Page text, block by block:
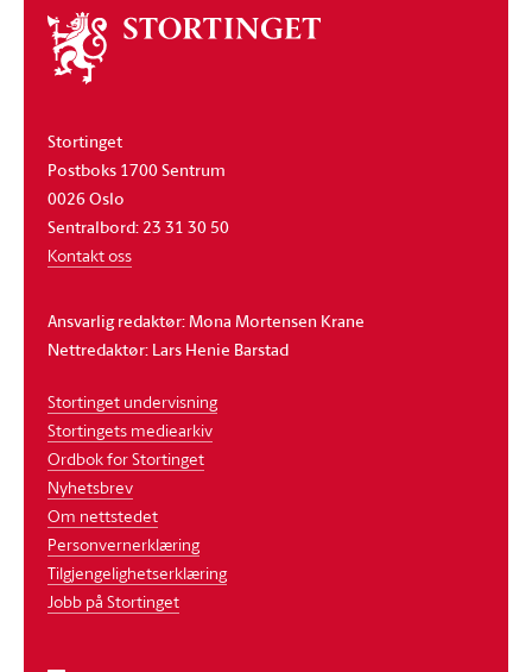
Om
stortinget
Stortinget
Postboks 1700 Sentrum
0026 Oslo
Sentralbord: 23 31 30 50
Kontakt oss
Ansvarlig redaktør: Mona Mortensen Krane
Nettredaktør: Lars Henie Barstad
Stortinget undervisning
Stortingets mediearkiv
Ordbok for Stortinget
Nyhetsbrev
Om nettstedet
Personvernerklæring
Tilgjengelighetserklæring
Jobb på Stortinget